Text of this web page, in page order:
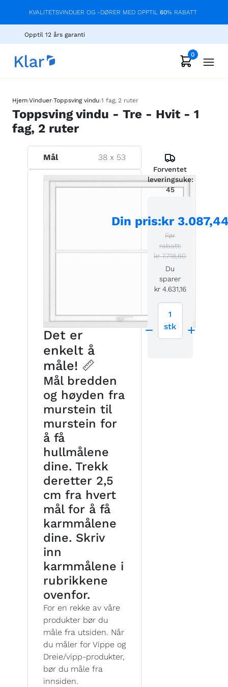
KVALITETSVINDUER OG -DØRER MED OPPTIL 60% RABATT
Opptil 12 års garanti
0
Hjem›Vinduer›Toppsving vindu›1 fag, 2 ruter
Toppsving vindu - Tre - Hvit - 1
fag, 2 ruter
Mål 38 x 53
Det er
enkelt å
måle! 📏
Mål bredden
og høyden fra
murstein til
murstein for
å få
hullmålene
dine. Trekk
deretter 2,5
cm fra hvert
mål for å få
karmmålene
dine. Skriv
inn
karmmålene i
rubrikkene
ovenfor.
For en rekke av våre
produkter bør du
måle fra utsiden. Når
du måler for Vippe og
Dreie/vipp-produkter,
bør du måle fra
innsiden.
Forventet
leveringsuke:
45
Din pris:kr
Før
rabatt:
kr 7.718,60
Du
sparer
kr 4.631,16
1
stk